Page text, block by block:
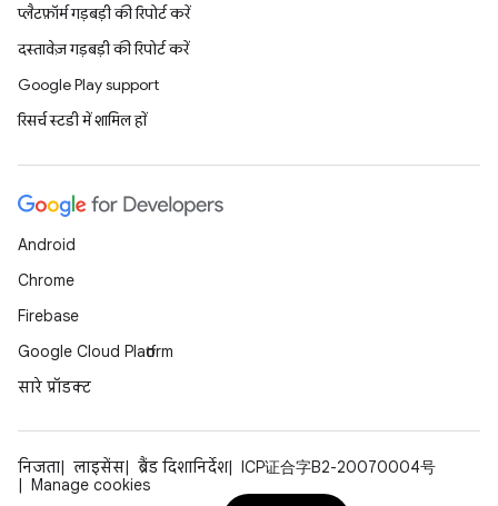
प्लैटफ़ॉर्म गड़बड़ी की रिपोर्ट करें
दस्तावेज़ गड़बड़ी की रिपोर्ट करें
Google Play support
रिसर्च स्टडी में शामिल हों
Android
Chrome
Firebase
Google Cloud Platform
सारे प्रॉडक्ट
निजता लाइसेंस ब्रैंड दिशानिर्देश
ICP证合字B2-20070004号
Manage cookies